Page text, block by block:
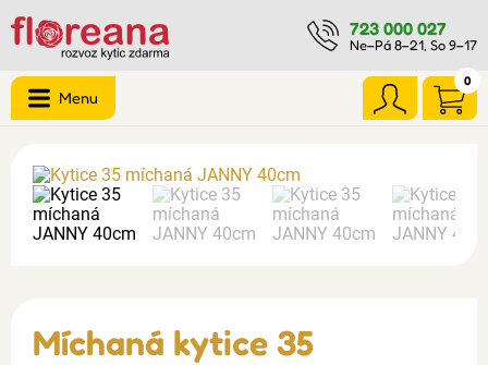
723 000 027
Ne–Pá 8–21, So 9–17
0
Menu
Míchaná kytice 35